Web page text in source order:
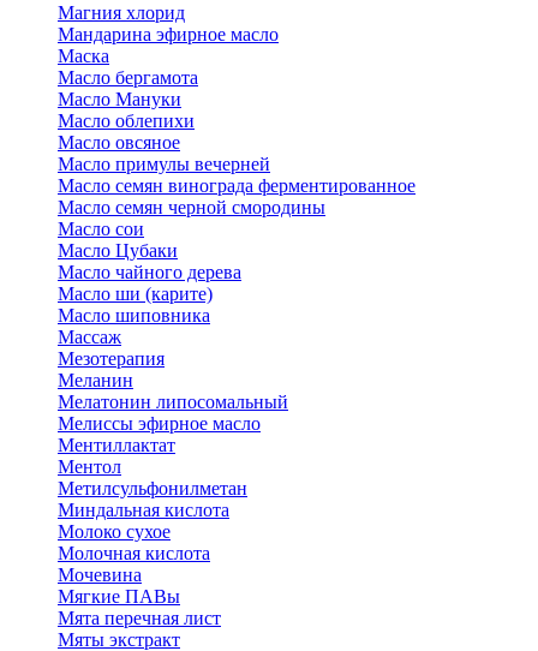
Магния хлорид
Мандарина эфирное масло
Маска
Масло бергамота
Масло Мануки
Масло облепихи
Масло овсяное
Масло примулы вечерней
Масло семян винограда ферментированное
Масло семян черной смородины
Масло сои
Масло Цубаки
Масло чайного дерева
Масло ши (карите)
Масло шиповника
Массаж
Мезотерапия
Меланин
Мелатонин липосомальный
Мелиссы эфирное масло
Ментиллактат
Ментол
Метилсульфонилметан
Миндальная кислота
Молоко сухое
Молочная кислота
Мочевина
Мягкие ПАВы
Мята перечная лист
Мяты экстракт